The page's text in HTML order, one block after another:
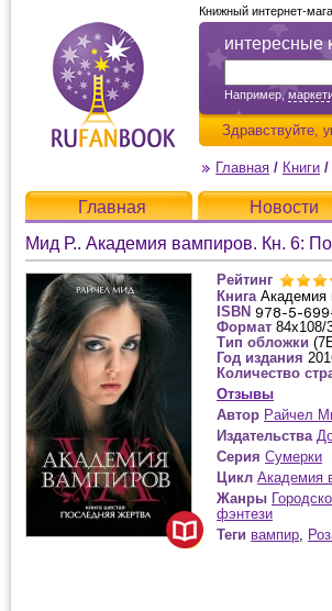
интересные
Например,
Здравствуйте,
Книжный интернет-
Главная / Книги /
Главная Новости
Мид Р.. Академия вампиров. Кн. 6:
Рейтинг
Книга Академия
ISBN
Формат 84x108/
Тип обложки
Год издания
Количество
Отзывы
Автор Райчел
Издательства
Серия Сумерки
Цикл Академия
Жанры
фэнтези
Теги вампир,